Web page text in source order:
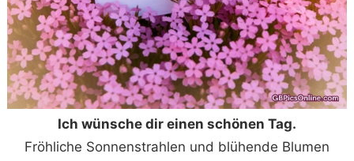
Ich wünsche dir einen schönen Tag.
Fröhliche Sonnenstrahlen und blühende Blumen